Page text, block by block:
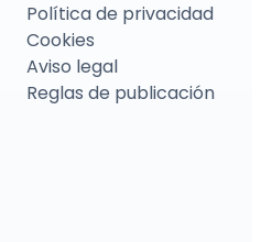
Política de privacidad
Cookies
Aviso legal
Reglas de publicación